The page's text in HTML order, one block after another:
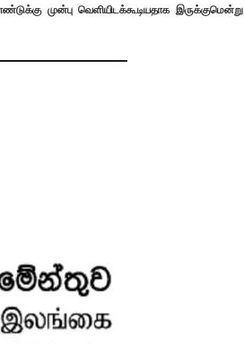
முன்பு வெளியிடக்கூடியதாக இருக்குமென்று